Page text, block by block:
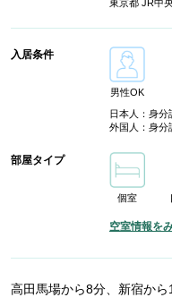
東京都 JR中
入居条件
男性OK
日本人：身
外国人：身分
部屋タイプ
個室
空室情報を
高田馬場から8分、新宿か